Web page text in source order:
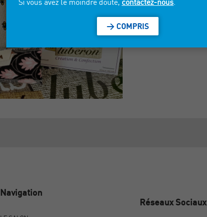
Navigation
Réseaux Sociaux
> COMPRIS